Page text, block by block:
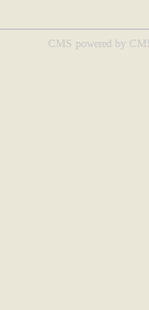
CMS powered by